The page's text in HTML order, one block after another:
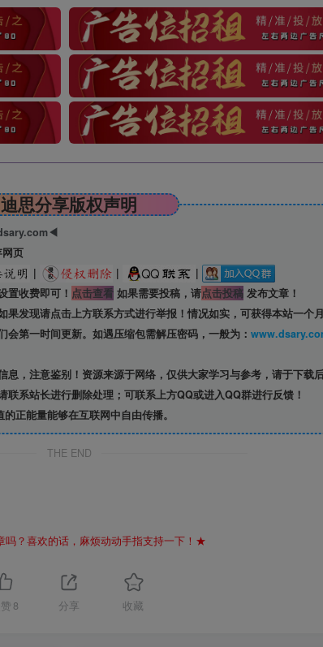
迪思分享版权声明
页
| |
|
置收费即可！ 点击查看如果需要投稿，请点击投稿发布文章！
发现请点击上方联系方式进行举报！情况如实，可获得本站一个
第一时间更新。如遇压缩包需解压密码，一般为：
息，注意鉴别！资源来源于网络，仅供大家学习与参考，请于下载
系站长进行删除处理；可联系上方QQ或进入QQ群进行反馈！
正能量能够在互联网中自由传播。
THE END
？喜欢的话，麻烦动动手指支持一下！★
8 分享 收藏